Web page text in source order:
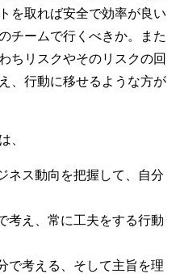
を取れば安全で効率が良い
チームで行くべきか。また
ちリスクやそのリスクの回
、行動に移せるような方が
ネス動向を把握して、自分
考え、常に工夫をする行動
で考える、そして主旨を理